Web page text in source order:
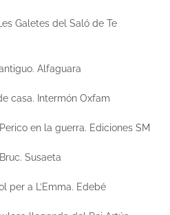
Les Galetes del Saló de Te
Alfaguara
casa. Intermón Oxfam
en la guerra. Ediciones SM
. Susaeta
per a L’Emma. Edebé